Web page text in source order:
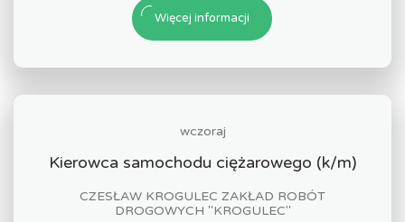
Więcej informacji
wczoraj
Kierowca samochodu ciężarowego (k/m)
CZESŁAW KROGULEC ZAKŁAD ROBÓT
DROGOWYCH "KROGULEC"